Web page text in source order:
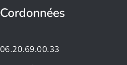
Cordonnées
06.20.69.00.33